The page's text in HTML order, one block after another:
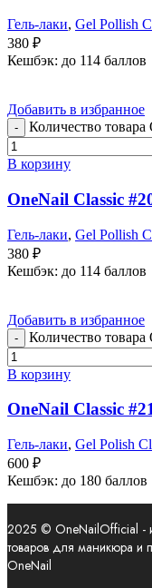
Гель-лаки, Gel Pollish
380 ₽
Кешбэк: до 114 баллов
Добавить в избранное
Количество
В корзину
OneNail Classic
Гель-лаки, Gel Pollish
380 ₽
Кешбэк: до 114 баллов
Добавить в избранное
Количество
В корзину
OneNail Classic
Гель-лаки, Gel Polish
600 ₽
Кешбэк: до 180 баллов
2025 © OneNailOfficial -
товаров для маникюра и
OneNail